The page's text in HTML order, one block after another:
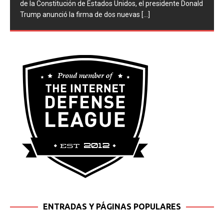
de la Constitución de Estados Unidos, el presidente Donald
Trump anunció la firma de dos nuevas [...]
ENTRADAS Y PÁGINAS POPULARES